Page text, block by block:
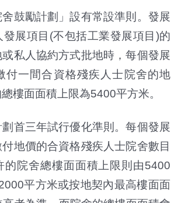
鼓勵計劃」設有常設準則。發展
展項目(不包括工業發展項目)的
私人協約方式批地時，每個發展
付一間合資格殘疾人士院舍的地
樓面面積上限為5400平方米。
首三年試行優化準則。每個發展
地價的合資格殘疾人士院舍數目
的院舍總樓面面積上限則由5400
平方米或按地契內最高樓面面